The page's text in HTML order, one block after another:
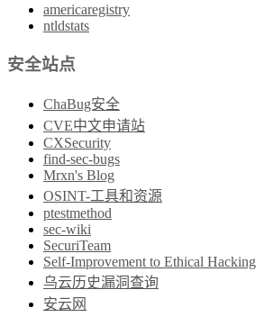
americaregistry
ntldstats
安全站点
ChaBug安全
CVE中文申请站
CXSecurity
find-sec-bugs
Mrxn's Blog
OSINT-工具和资源
ptestmethod
sec-wiki
SecuriTeam
Self-Improvement to Ethical Hacking
乌云历史漏洞查询
安云网